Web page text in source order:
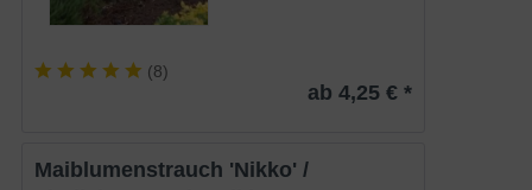
(8)
ab 4,25 € *
Maiblumenstrauch 'Nikko' /